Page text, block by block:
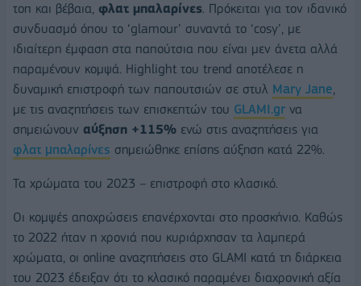
τοπ και βέβαια, φλατ μπαλαρίνες. Πρόκειται για τον ιδανικό
συνδυασμό όπου το ‘glamour’ συναντά τo ‘cosy’, με
ιδιαίτερη έμφαση στα παπούτσια που είναι μεν άνετα αλλά
παραμένουν κομψά. Highlight του trend αποτέλεσε η
δυναμική επιστροφή των παπουτσιών σε στυλ Mary Jane,
με τις αναζητήσεις των επισκεπτών του GLAMI.gr να
σημειώνουν αύξηση +115% ενώ στις αναζητήσεις για
φλατ μπαλαρίνες σημειώθηκε επίσης αύξηση κατά 22%.
Τα χρώματα του 2023 – επιστροφή στο κλασικό.
Οι κομψές αποχρώσεις επανέρχονται στο προσκήνιο. Καθώς
το 2022 ήταν η χρονιά που κυριάρχησαν τα λαμπερά
χρώματα, οι online αναζητήσεις στο GLAMI κατά τη διάρκεια
του 2023 έδειξαν ότι το κλασικό παραμένει διαχρονική αξία